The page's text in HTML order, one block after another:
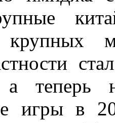
крупных
теперь
игры в